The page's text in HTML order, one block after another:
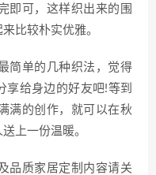
即可，这样织出来的围
比较朴实优雅。
单的几种织法，觉得
享给身边的好友吧!等到
满的创作，就可以在秋
上一份温暖。
质家居定制内容请关